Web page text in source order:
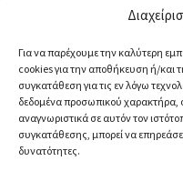
Για να παρέχουμε την καλύτερη
cookies για την αποθήκευση ή/
συγκατάθεση για τις εν λόγω
δεδομένα προσωπικού
αναγνωριστικά σε αυτόν τον
συγκατάθεσης, μπορεί να
δυνατότητες.
96.00
Προσθήκη στο καλάθι